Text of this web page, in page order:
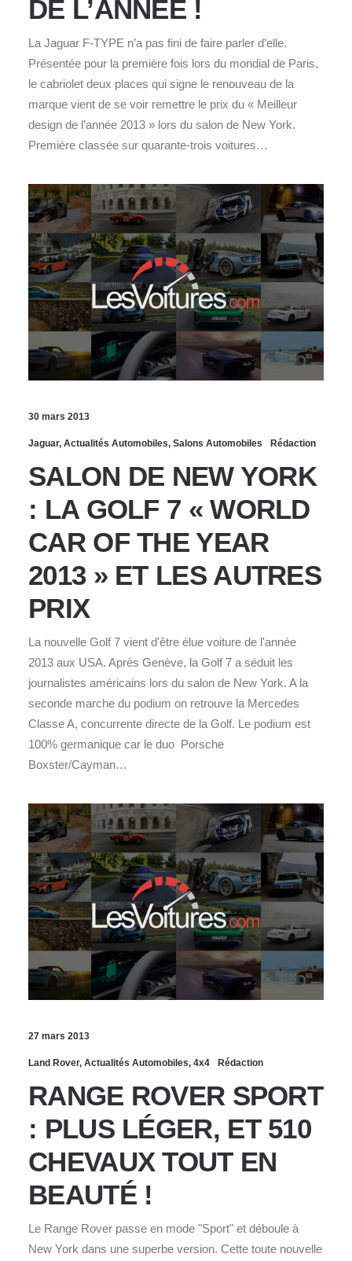
DE L’ANNÉE !
La Jaguar F-TYPE n’a pas fini de faire parler d’elle.
Présentée pour la première fois lors du mondial de Paris,
le cabriolet deux places qui signe le renouveau de la
marque vient de se voir remettre le prix du « Meilleur
design de l’année 2013 » lors du salon de New York.
Première classée sur quarante-trois voitures…
30 mars 2013
Jaguar, Actualités Automobiles, Salons Automobiles Rédaction
SALON DE NEW YORK
: LA GOLF 7 « WORLD
CAR OF THE YEAR
2013 » ET LES AUTRES
PRIX
La nouvelle Golf 7 vient d'être élue voiture de l'année
2013 aux USA. Après Genève, la Golf 7 a séduit les
journalistes américains lors du salon de New York. A la
seconde marche du podium on retrouve la Mercedes
Classe A, concurrente directe de la Golf. Le podium est
100% germanique car le duo Porsche
Boxster/Cayman…
27 mars 2013
Land Rover, Actualités Automobiles, 4x4 Rédaction
RANGE ROVER SPORT
: PLUS LÉGER, ET 510
CHEVAUX TOUT EN
BEAUTÉ !
Le Range Rover passe en mode "Sport" et déboule à
New York dans une superbe version. Cette toute nouvelle